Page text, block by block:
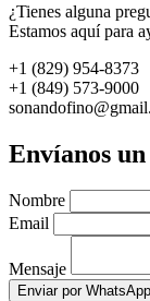
¿Tienes alguna
Estamos aquí para
+1 (829) 954-8373
+1 (849) 573-9000
Envíanos
Nombre
Email
Mensaje
Enviar por WhatsApp